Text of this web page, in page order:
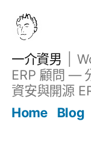
一介資男
ERP 顧問 —
資安與開源
Home
Blog
文章